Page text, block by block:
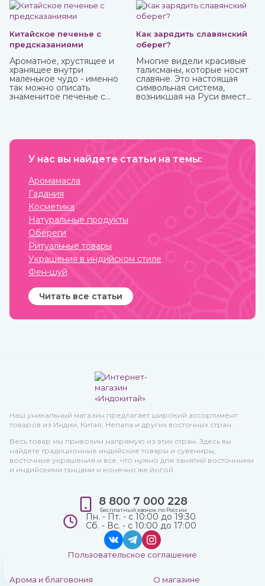
может и поменяться. Купите различные натуральные
гидролаты в интернет-магазине ИндоКитай с доставкой
по России.
Китайское печенье с
предсказаниями
Ароматное, хрустящее и
хранящее внутри
маленькое чудо - именно
так можно описать
знаменитое печенье с
Как зарядить славянский
оберег?
Многие видели красивые
талисманы, которые носят
славяне. Это настоящая
символьная система,
возникшая на Руси вместе
одежду, предметы
архитектуру жилищ. Таким
У нас вы найдете статьи на темы:
Аромамасла
Гадания
Косметика
Натуральные продукты
Обереги
Ритуальные товары
Украшения в индийском стиле
Фен-шуй
Читать все статьи
Наш уникальный магазин предлагает широкий ассортимент
товаров из Индии, Китая, Непала и других восточных стран.
Весь товар мы привозим напрямую из этих стран. Здесь вы
найдете традиционные индийские товары и сувениры,
восточные украшения и все, что нужно для занятий восточными
и индийскими танцами и конечно же йогой.
Арома и благовония О магазине
8 800 7 000 228
Бесплатный звонок по России
Пн. - Пт. - с 10:00 до 19:30
Сб. - Вс. - с 10:00 до 17:00
Пользовательское соглашение